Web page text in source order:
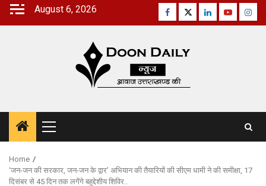
Skip
August 6, 2026 Facebook
TwitterLinkedinYoutube
Primary
Menu
Home
‘जन-जन की सरकार, जन-जन के द्वार’ अभियान की तैयारियों की सीएम धामी ने की समीक्षा, 17
दिसंबर से 45 दिन तक लगेंगे बहुद्देशीय शिविर..